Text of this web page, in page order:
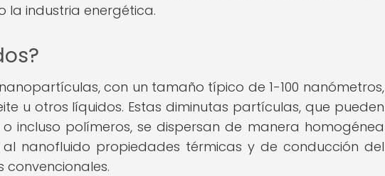
industria energética.
con un tamaño típico de 1-100 nanómetros,
u otros líquidos. Estas diminutas partículas, que pueden
incluso polímeros, se dispersan de manera homogénea
nanofluido propiedades térmicas y de conducción del
convencionales.